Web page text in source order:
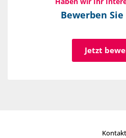
Bewerben
Jetzt
Kontakt